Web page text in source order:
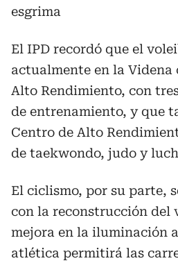
esgrima
El IPD recordó que el
actualmente en la Videna
Alto Rendimiento, con
de entrenamiento, y que
Centro de Alto
de taekwondo, judo y
El ciclismo, por su parte,
con la reconstrucción del
mejora en la iluminación
atlética permitirá las